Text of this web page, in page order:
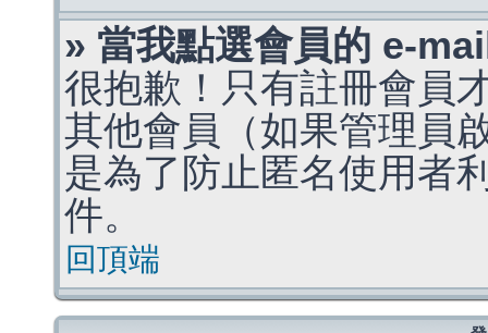
» 當我點選會員的 e-
很抱歉！只有註冊會員
其他會員（如果管理員
是為了防止匿名使用者
件。
回頂端